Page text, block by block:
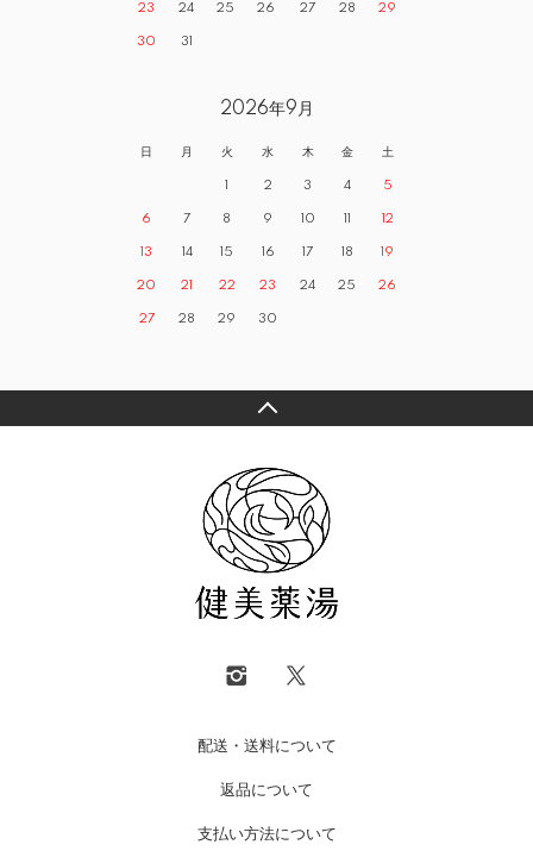
23 24 25 26 27 28 29
30 31
2026年9月
日 月 火 水 木 金 土
1 2 3 4 5
6 7 8 9 10 11 12
13 14 15 16 17 18 19
20 21 22 23 24 25 26
27 28 29 30
配送・送料について
返品について
支払い方法について